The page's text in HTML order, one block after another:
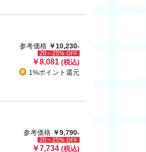
参考価格 ￥10,230-
20～25% OFF
￥8,081 (税込)
1%ポイント還元
参考価格 ￥9,790-
20～25% OFF
￥7,734 (税込)